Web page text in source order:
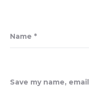
Name *
Save my name,